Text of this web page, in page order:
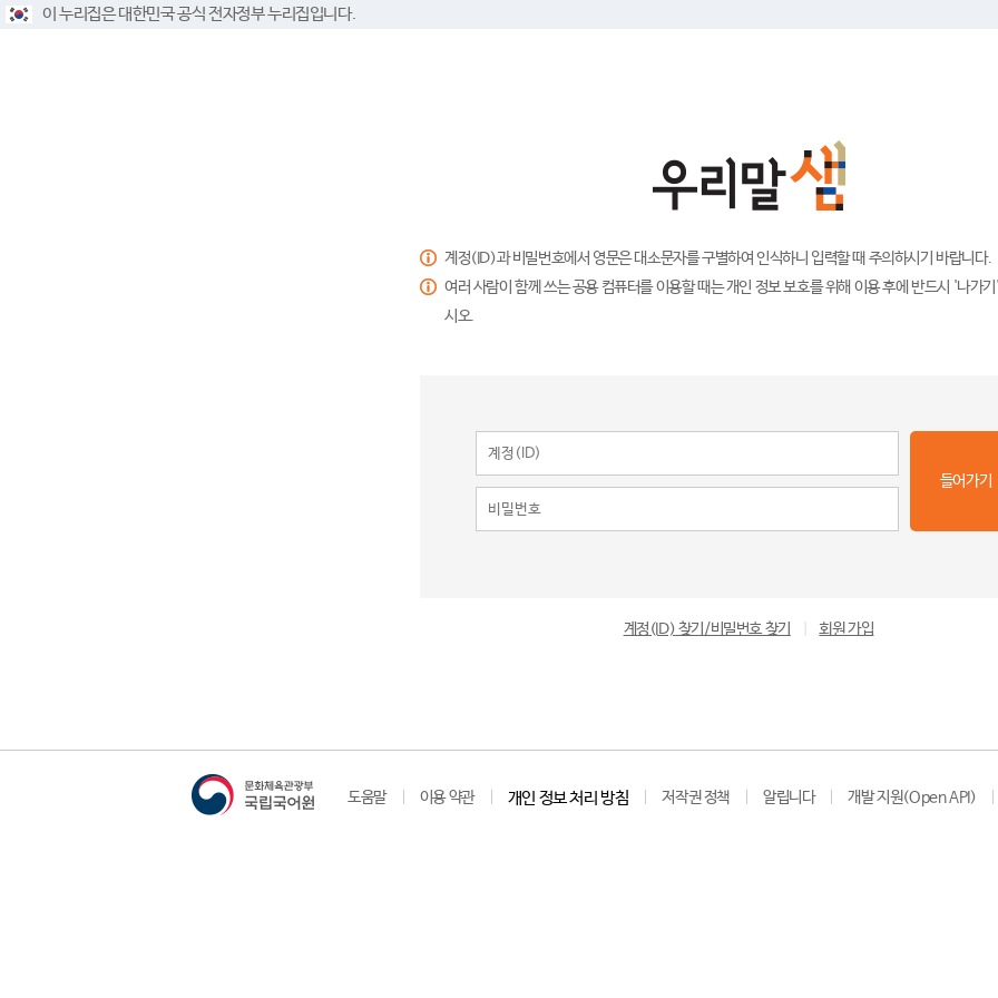
이 누리집은 대한민국 공식 전자정부 누리집입니다.
계정(ID)과 비밀번호에서 영문은 대소문자를 구별하여 인식하니 입력할 때 주의하시기 바랍니다.
여러 사람이 함께 쓰는 공용 컴퓨터를 이용할 때는 개인 정보 보호를 위해 이용 후에 반드시 '나가
시오.
들어가기
계정(ID) 찾기/비밀번호 찾기 회원 가입
도움말 이용 약관 개인 정보 처리 방침 저작권 정책 알립니다 개발 지원(Open API)